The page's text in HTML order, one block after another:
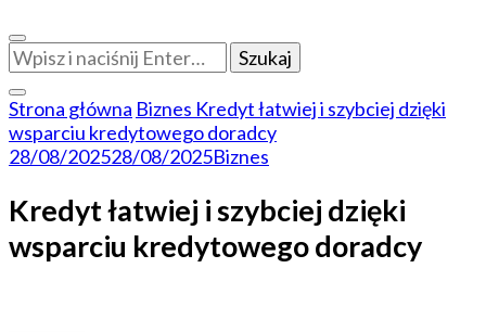
Szukasz
czegoś?
Strona główna Biznes Kredyt łatwiej i szybciej dzięki
wsparciu kredytowego doradcy
28/08/202528/08/2025Biznes
Kredyt łatwiej i szybciej dzięki
wsparciu kredytowego doradcy